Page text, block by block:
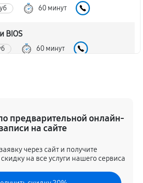
60 минут
BIOS
60 минут
предварительной онлайн-
на сайте
через сайт и получите
на все услуги нашего сервиса